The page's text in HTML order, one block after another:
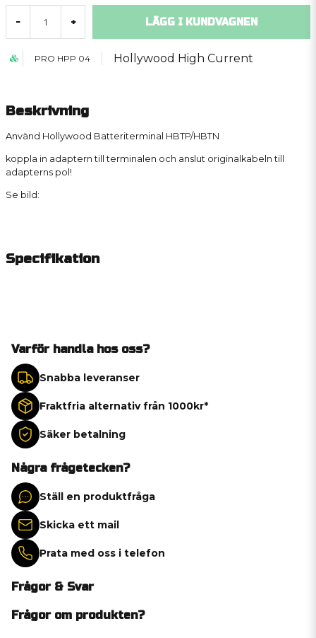
- + LÄGG I KUNDVAGNEN
PRO HPP 04 Hollywood High Current
Beskrivning
Använd Hollywood Batteriterminal HBTP/HBTN
koppla in adaptern till terminalen och anslut originalkabeln till
adapterns pol!
Se bild:
Specifikation
Varför handla hos oss?
Snabba leveranser
Fraktfria alternativ från 1000kr*
Säker betalning
Några frågetecken?
Ställ en produktfråga
Skicka ett mail
Prata med oss i telefon
Frågor & Svar
Frågor om produkten?